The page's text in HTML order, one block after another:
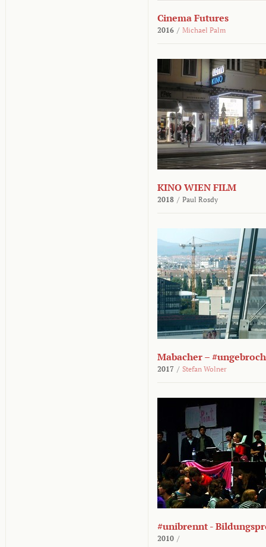
Cinema Futures
2016 / Michael Palm
KINO WIEN FILM
2018 / Paul Rosdy
Mabacher –
2017 / Stefan Wolner
#unibrennt -
2010 /